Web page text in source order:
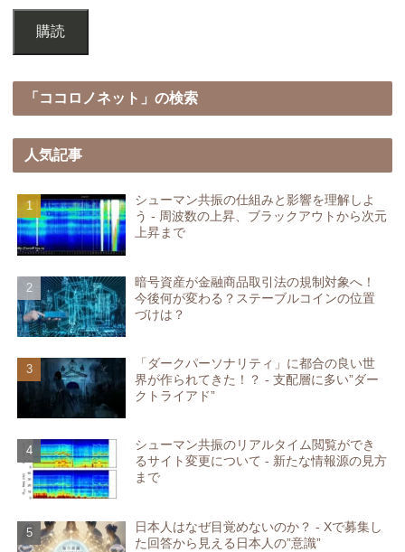
購読
「ココロノネット」の検索
人気記事
シューマン共振の仕組みと影響を理解しよ
う - 周波数の上昇、ブラックアウトから次元
上昇まで
暗号資産が金融商品取引法の規制対象へ！
今後何が変わる？ステーブルコインの位置
づけは？
「ダークパーソナリティ」に都合の良い世
界が作られてきた！？ - 支配層に多い”ダー
クトライアド”
シューマン共振のリアルタイム閲覧ができ
るサイト変更について - 新たな情報源の見方
まで
日本人はなぜ目覚めないのか？ - Xで募集し
た回答から見える日本人の”意識”